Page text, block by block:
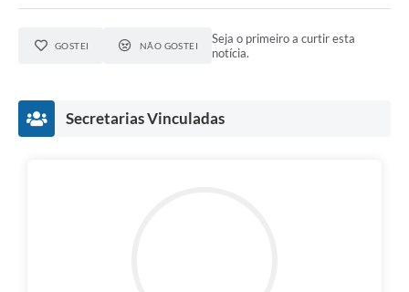
GOSTEI NÃO GOSTEI
Seja o primeiro a curtir esta
notícia.
Secretarias Vinculadas